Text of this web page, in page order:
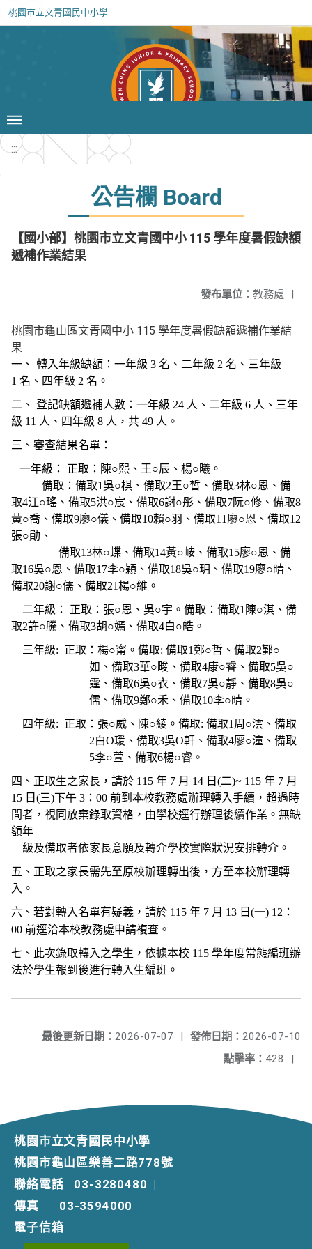
桃園市立文青國民中小學
:::
公告欄 Board
【國小部】桃園市立文青國中小 115 學年度暑假缺額
遞補作業結果
發布單位： 教務處 |
桃園市龜山區文青國中小 115 學年度暑假缺額遞補作業結
果
一、 轉入年級缺額：一年級 3 名、二年級 2 名、三年級
1 名、四年級 2 名。
二、 登記缺額遞補人數：一年級 24 人、二年級 6 人、三年
級 11 人、四年級 8 人，共 49 人。
三、審查結果名單：
一年級： 正取：陳○熙、王○辰、楊○曦。
備取：備取1 吳○棋、備取2王○皙、備取3林○恩、備
取4江○瑤、備取5洪○宸、備取6謝○彤、備取7阮○修、備取8
黃○喬、備取9廖○儀、備取10賴○羽、備取11 廖○恩、備取12
張○勛、
備取13林○蝶、備取14黃○峖、備取15廖○恩、備
取16吳○恩、備取17李○穎、備取18吳○玥、備取19廖○晴、
備取20謝○儒、備取21楊○維。
二年級： 正取：張○恩、吳○宇。備取：備取1 陳○淇、備
取2許○騰、備取3胡○嫣、備取4白○皓。
三年級: 正取：楊○甯。備取: 備取1鄭○哲、備取2鄞○
如、備取3華○畯、備取4康○睿、備取5吳○
霆、備取6吳○衣、備取7吳○靜、備取8吳○
儒、備取9鄭○禾、備取10李○晴。
四年級: 正取：張○威、陳○綾。備取: 備取1 周○澐、備取
2白O瑗、備取3吳O軒、備取4廖○潼、備取
5李○萱、備取6楊○睿。
四、正取生之家長，請於 115 年 7 月 14 日 (二)~ 115 年 7 月
15 日 (三)下午 3 ： 00 前到本校教務處辦理轉入手續，超過時
間者，視同放棄錄取資格，由學校逕行辦理後續作業。無缺
額年
級及備取者依家長意願及轉介學校實際狀況安排轉介。
五、正取之家長需先至原校辦理轉出後，方至本校辦理轉
入。
六、若對轉入名單有疑義，請於 115 年 7 月 13 日 (一) 12 ：
00 前逕洽本校教務處申請複查。
七、此次錄取轉入之學生，依據本校 115 學年度常態編班辦
法於學生報到後進行轉入生編班。
發佈日期： 2026-07-10
最後更新日期： 2026-07-07
|
點擊率： 428 |
桃園市立文青國民中小學
桃園市龜山區樂善二路778號
聯絡電話
03-3280480 |
傳真
03-3594000
電子信箱